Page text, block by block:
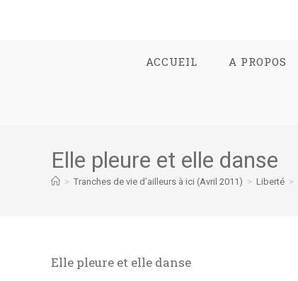
ACCUEIL A PROPOS
Elle pleure et elle danse
> Tranches de vie d’ailleurs à ici (Avril 2011) > Liberté >
Elle pleure et elle danse